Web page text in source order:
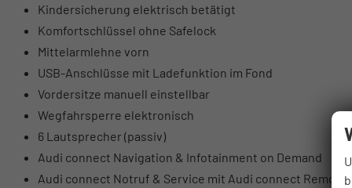
Kindersicherung elektrisch betätigt
Komfortschlüssel ohne Safelock
Mittelarmlehne vorn
USB-Anschlüsse mit Ladefunktion im Fond
Vordersitze manuell einstellbar
Wegfahrsperre elektronisch
6 Lautsprecher (passiv)
Audi connect Navigation & Infotainment on Demand
Audi connect Notruf & Service mit Audi connect Remote